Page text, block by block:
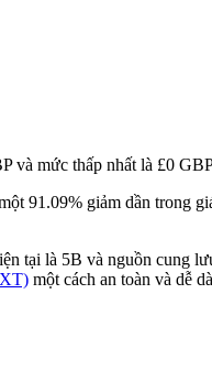
và mức thấp nhất là £0
91.09% giảm dần trong
tại là 5B và nguồn cung
một cách an toàn và dễ